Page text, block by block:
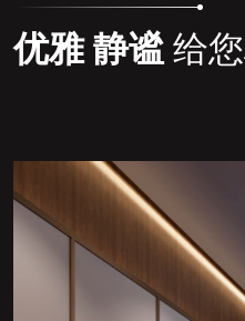
灵的健康
清洁、面
、眼部护
肤质量、
肤新陈代
优雅 静谧 给